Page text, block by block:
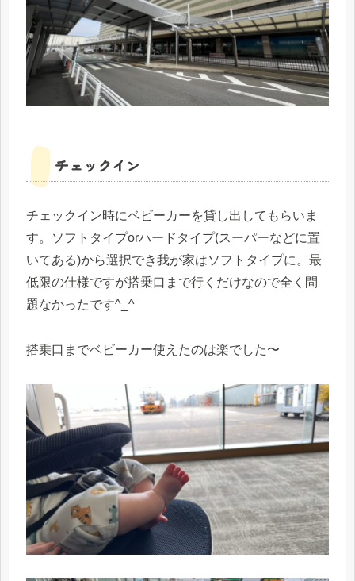
チェックイン
チェックイン時にベビーカーを貸し出してもらいま
す。ソフトタイプorハードタイプ(スーパーなどに置
いてある)から選択でき我が家はソフトタイプに。最
低限の仕様ですが搭乗口まで行くだけなので全く問
題なかったです^_^
搭乗口までベビーカー使えたのは楽でした〜